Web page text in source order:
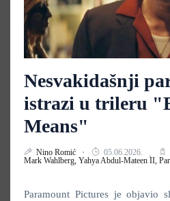
Nesvakidašnji
istrazi u trileru
Means"
Nino Romić 05.06.2026.
Mark Wahlberg, Yahya Abdul-Mateen II,
Paramount Pictures je objavio